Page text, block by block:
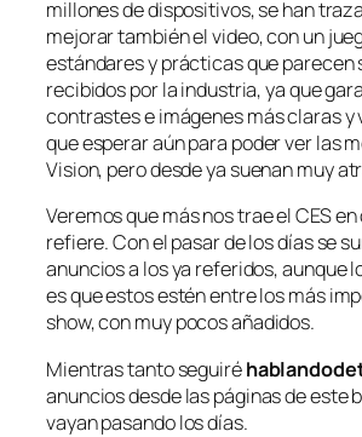
millones de dispositivos, se han
mejorar también el video, con un
estándares y prácticas que parecen
recibidos por la industria, ya que
contrastes e imágenes más claras y
que esperar aún para poder ver las
Vision, pero desde ya suenan muy
Veremos que más nos trae el CES
refiere. Con el pasar de los días se
anuncios a los ya referidos, aunque
es que estos estén entre los más
show, con muy pocos añadidos.
Mientras tanto seguiré
anuncios desde las páginas de este
vayan pasando los días.